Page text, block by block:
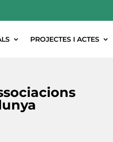
PROJECTES I ACTES